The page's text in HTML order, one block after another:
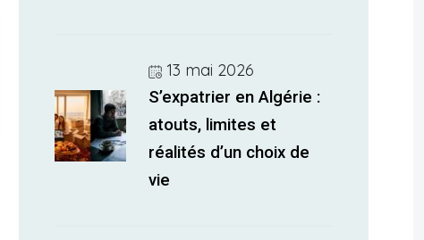
13 mai 2026
S’expatrier en Algérie :
atouts, limites et
réalités d’un choix de
vie